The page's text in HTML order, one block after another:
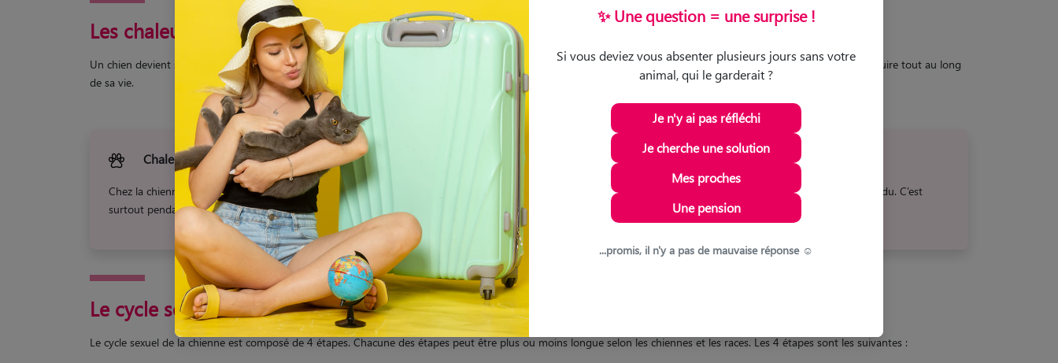
Les chaleurs interviennent toute la vie
Un chien devient senior aux alentours de 7 ou 8 ans : et non, il n’y a
! Même si une chienne devient de moins en moins fertile, elle peut se reproduire tout au long
de sa vie.
Chaleur de la chienne : quelle est la durée du saignement ?
Chez la chienne, la durée du saignement pendant les chaleurs est d’environ 10 jours
, mais cela peut varier en fonction de la taille du chien, de la race, et de l'individu. C’est
surtout pendant la première phase des chaleurs, le Proœstrus, que les saignements normalement les plus fréquents et abondants. Ils s’estompent ensuite.
Le cycle sexuel de la chienne en détail
Le cycle sexuel de la chienne est composé de 4 étapes. Chacune des étapes peut être plus ou moins longue selon les chiennes et les races. Les 4 étapes sont les suivantes :
✨ Une question = une surprise !
Si vous deviez vous absenter plusieurs jours sans votre
animal, qui le garderait ?
Je n'y ai pas réfléchi
Je cherche une solution
Mes proches
Une pension
...promis, il n'y a pas de mauvaise réponse ☺️